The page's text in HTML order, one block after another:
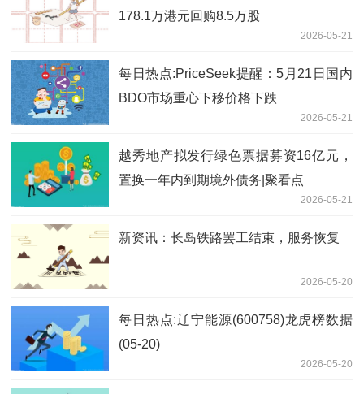
178.1万港元回购8.5万股
2026-05-21
每日热点:PriceSeek提醒：5月21日国内
BDO市场重心下移价格下跌
2026-05-21
越秀地产拟发行绿色票据募资16亿元，
置换一年内到期境外债务|聚看点
2026-05-21
新资讯：长岛铁路罢工结束，服务恢复
2026-05-20
每日热点:辽宁能源(600758)龙虎榜数据
(05-20)
2026-05-20